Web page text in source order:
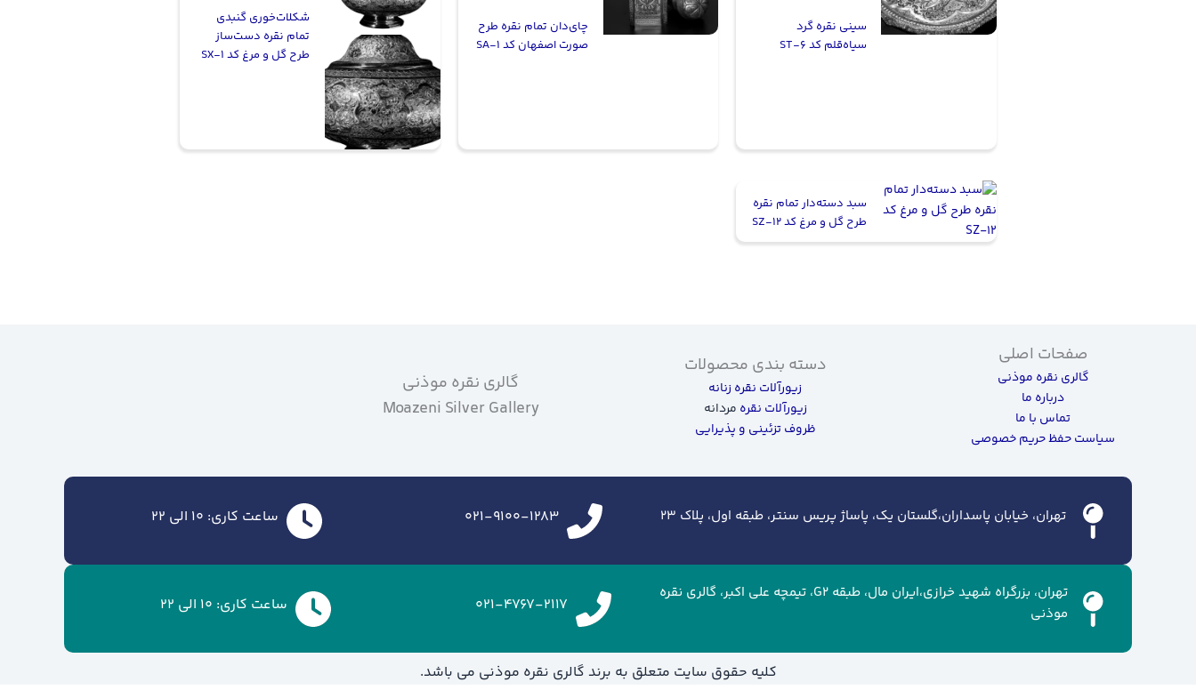
سینی نقره گرد
سیاه‌قلم کد ST-6
چای‌دان تمام نقره طرح
صورت اصفهان کد SA-1
شکلات‌خوری گنبدی
تمام نقره دست‌ساز
طرح گل و مرغ کد SX-1
سبد دسته‌دار تمام نقره
طرح گل و مرغ کد SZ-12
صفحات اصلی
گالری نقره موذنی
درباره ما
تماس با ما
سیاست حفظ حریم خصوصی
دسته بندی محصولات
زیورآلات نقره زنانه
زیورآلات نقره مردانه
ظروف تزئینی و پذیرایی
گالری نقره موذنی
Moazeni Silver Gallery
تهران، خیابان پاسداران،گلستان یک، پاساژ پریس سنتر، طبقه اول، پلاک ۲۳ 021-9100-1283 ساعت کاری: 10 الی 22
تهران، بزرگراه شهید خرازی،ایران مال، طبقه G2، تیمچه علی اکبر، گالری نقره
موذنی
021-4767-2117 ساعت کاری: 10 الی 22
کلیه حقوق سایت متعلق به برند گالری نقره موذنی می باشد.